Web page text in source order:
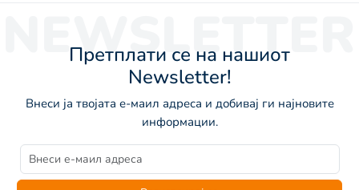
NEWSLETTER
Претплати се на нашиот
Newsletter!
Внеси ја твојата е-маил адреса и добивај ги најновите
информации.